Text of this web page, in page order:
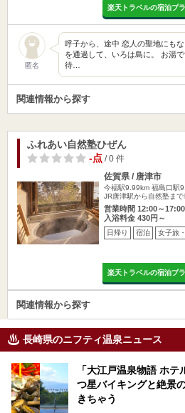
楽天トラベルの宿泊プ
匿名
呼子から、途中 恋人の聖地にも
を通過して、いろは島に。 お湯
待…
関連情報から探す
ふれあい自然塾ひぜん
-点/ 0 件
佐賀県 / 唐津市
今福駅9.99km 福島口駅
JR唐津駅から自然塾ま
営業時間 12:00～17:00
入浴料金 430円～
日帰り 宿泊 女子旅
楽天トラベルの宿泊プ
関連情報から探す
長崎県のニフティ温泉ニュース
「大江戸温泉物語 ホ
つ星バイキングと絶景
きちゃう